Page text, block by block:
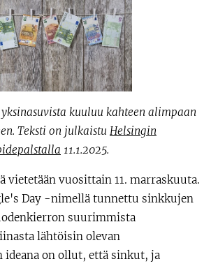
kuuluu kahteen alimpaan
Teksti on julkaistu Helsingin
11.1.2025.
vietetään vuosittain 11. marraskuuta.
Day -nimellä tunnettu sinkkujen
suurimmista
lähtöisin olevan
ideana on ollut, että sinkut, ja